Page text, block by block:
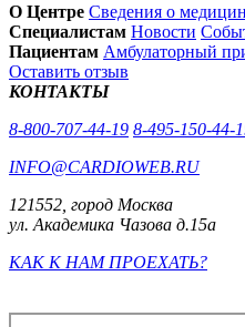
О Центре Сведения о
Специалистам Новости
Пациентам Амбулаторный
Оставить отзыв
КОНТАКТЫ
8-800-707-44-19 8-495-150-44-
INFO@CARDIOWEB.RU
121552, город Москва
ул. Академика Чазова д.15а
КАК К НАМ ПРОЕХАТЬ?